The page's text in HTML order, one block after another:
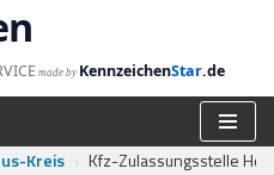
made by KennzeichenStar.de
Kreis › Kfz-Zulassungsstelle